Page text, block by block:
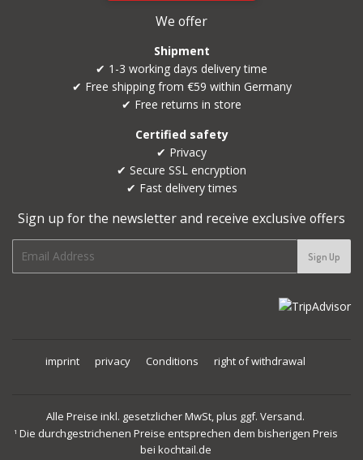
We offer
Shipment
✔ 1-3 working days delivery time
✔ Free shipping from €59 within Germany
✔ Free returns in store
Certified safety
✔ Privacy
✔ Secure SSL encryption
✔ Fast delivery times
Sign up for the newsletter and receive exclusive offers
mail
Sign Up
imprint privacy Conditions right of withdrawal
Alle Preise inkl. gesetzlicher MwSt, plus ggf. Versand.
1 Die durchgestrichenen Preise entsprechen dem bisherigen Preis
bei kochtail.de